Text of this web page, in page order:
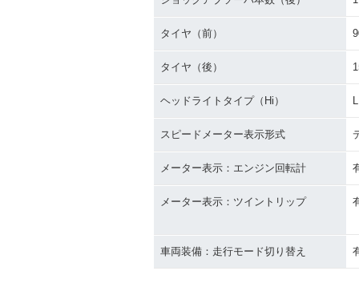
タイヤ（前）
タイヤ（後）
ヘッドライトタイプ（Hi）
スピードメーター表示形式
メーター表示：エンジン回転計
メーター表示：ツイントリップ
車両装備：走行モード切り替え